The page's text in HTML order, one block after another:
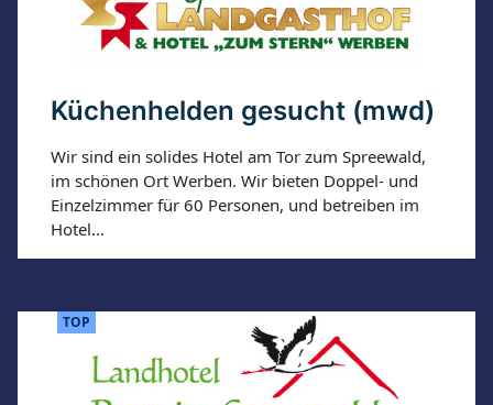
Küchenhelden gesucht (mwd)
Wir sind ein solides Hotel am Tor zum Spreewald,
im schönen Ort Werben. Wir bieten Doppel- und
Einzelzimmer für 60 Personen, und betreiben im
Hotel...
TOP